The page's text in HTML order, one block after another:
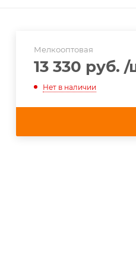
Мелкооптовая
13 330 руб. /
Нет в наличии